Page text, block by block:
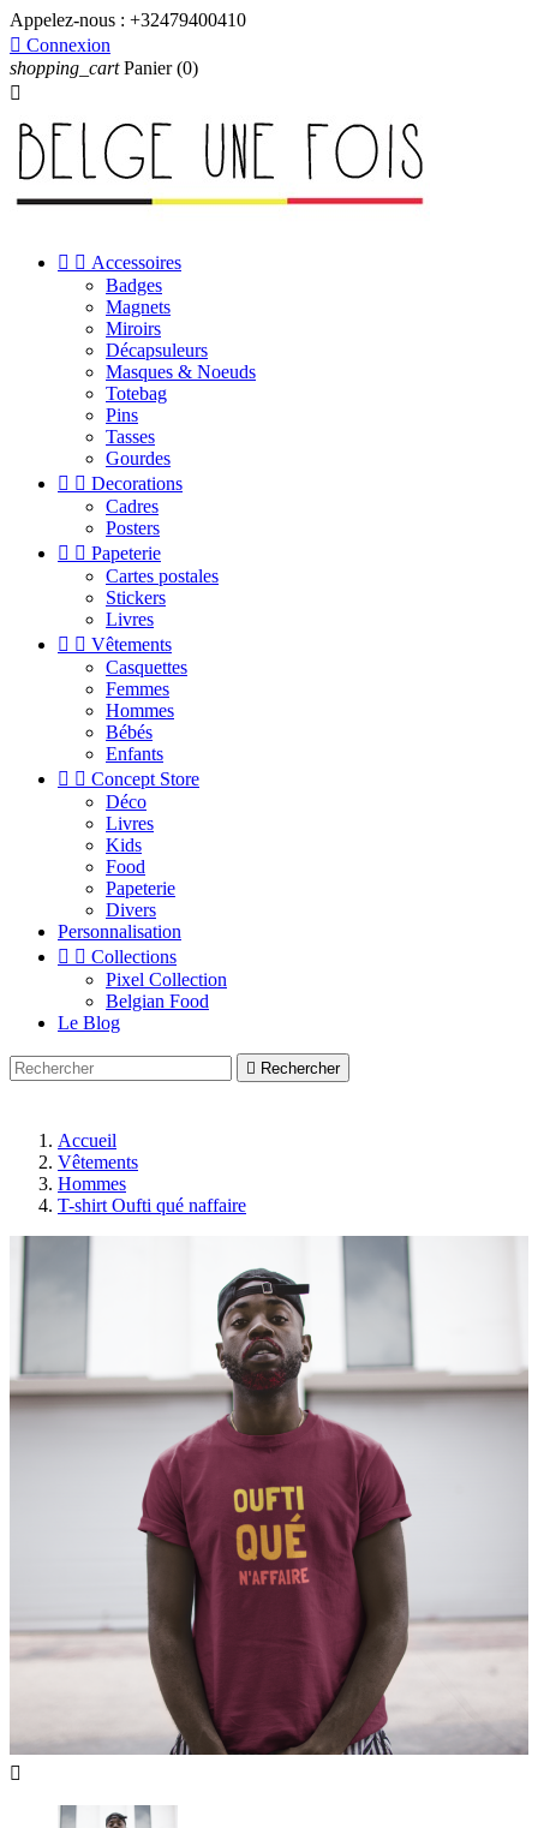
Appelez-nous : +32479400410
 Connexion
shopping_cart Panier (0)

  Accessoires
Badges
Magnets
Miroirs
Décapsuleurs
Masques & Noeuds
Totebag
Pins
Tasses
Gourdes
  Decorations
Cadres
Posters
  Papeterie
Cartes postales
Stickers
Livres
  Vêtements
Casquettes
Femmes
Hommes
Bébés
Enfants
  Concept Store
Déco
Livres
Kids
Food
Papeterie
Divers
Personnalisation
  Collections
Pixel Collection
Belgian Food
Le Blog
 Rechercher
Accueil
Vêtements
Hommes
T-shirt Oufti qué naffaire
